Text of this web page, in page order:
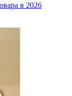
в 2026